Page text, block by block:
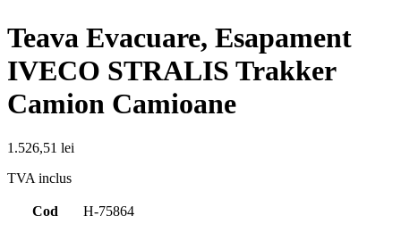
Teava Evacuare, Esapament
IVECO STRALIS Trakker
Camion Camioane
1.526,51 lei
TVA inclus
Cod H-75864